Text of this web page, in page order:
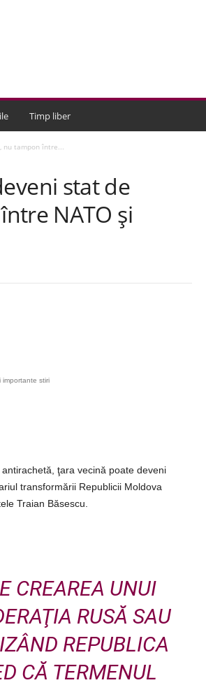
Timp liber
nu tampon între...
stat de
NATO şi
stiri
ţara vecină poate deveni
transformării Republicii Moldova
Traian Băsescu.
CREAREA UNUI
RUSĂ SAU
REPUBLICA
CĂ TERMENUL